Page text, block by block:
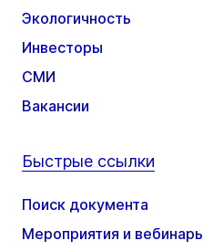
Экологичность
Инвесторы
СМИ
Вакансии
Быстрые ссылки
Поиск документа
Мероприятия и